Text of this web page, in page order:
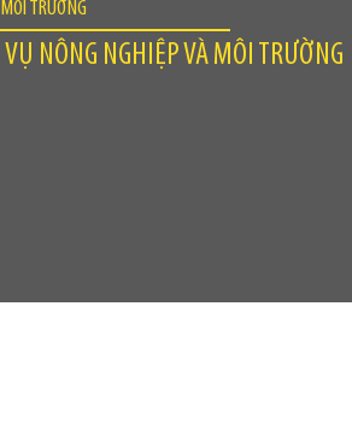
TRƯỜNG
NÔNG NGHIỆP VÀ MÔI TRƯỜNG